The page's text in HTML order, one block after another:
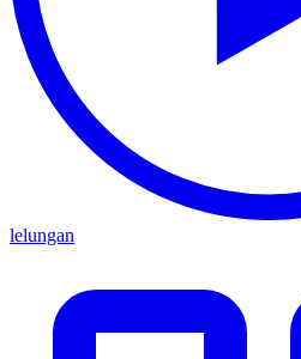
lelungan